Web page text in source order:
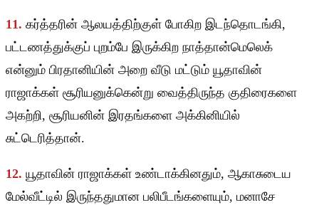
11. கர்த்தரின் ஆலயத்திற்குள் போகிற இடந்தொடங்கி,
பட்டணத்துக்குப் புறம்பே இருக்கிற நாத்தான்மெலெக்
என்னும் பிரதானியின் அறை வீடு மட்டும் யூதாவின்
ராஜாக்கள் சூரியனுக்கென்று வைத்திருந்த குதிரைகளை
அகற்றி, சூரியனின் இரதங்களை அக்கினியில்
சுட்டெரித்தான்.
12. யூதாவின் ராஜாக்கள் உண்டாக்கினதும், ஆகாசுடைய
மேல்வீட்டில் இருந்ததுமான பலிபீடங்களையும், மனாசே